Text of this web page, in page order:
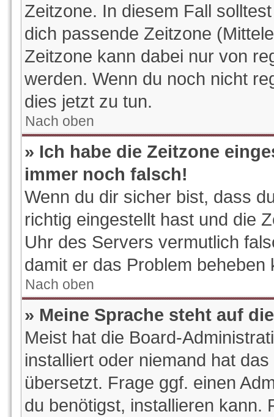
Zeitzone. In diesem Fall
dich passende Zeitzone
Zeitzone kann dabei nur von
werden. Wenn du noch nicht
dies jetzt zu tun.
Nach oben
» Ich habe die Zeitzone
immer noch falsch!
Wenn du dir sicher bist, dass
richtig eingestellt hast und die
Uhr des Servers vermutlich
damit er das Problem beheben
Nach oben
» Meine Sprache steht auf
Meist hat die Board-
installiert oder niemand hat
übersetzt. Frage ggf. einen
du benötigst, installieren kann.